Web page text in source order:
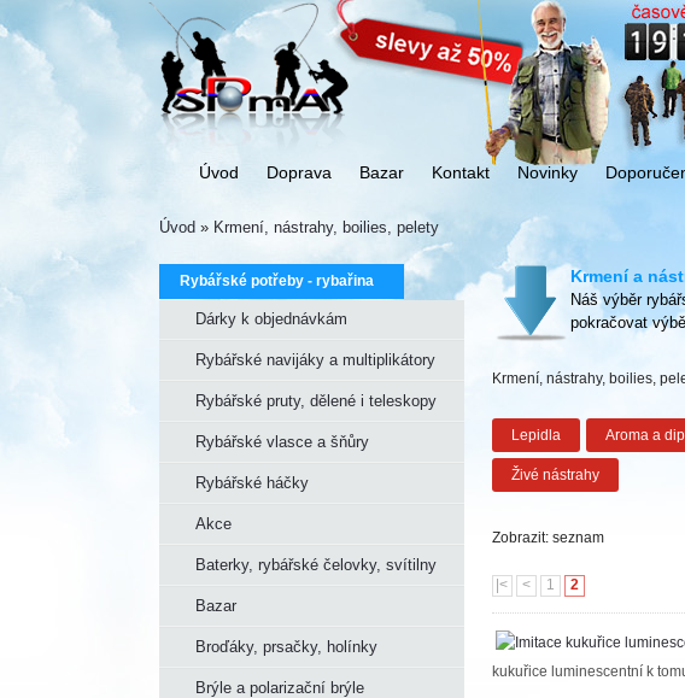
Úvod Doprava Bazar Kontakt Novinky
Úvod » Krmení, nástrahy, boilies, pelety
Rybářské potřeby - rybařina
Dárky k objednávkám
Rybářské navijáky a multiplikátory
Rybářské pruty, dělené i teleskopy
Rybářské vlasce a šňůry
Rybářské háčky
Akce
Baterky, rybářské čelovky, svítilny
Bazar
Broďáky, prsačky, holínky
Brýle a polarizační brýle
Krmení a
Náš výběr
pokračovat
Krmení, nástrahy, boilies,
Lepidla Aroma a
Živé nástrahy
Zobrazit: seznam
|< < 1 2
kukuřice luminescentní k